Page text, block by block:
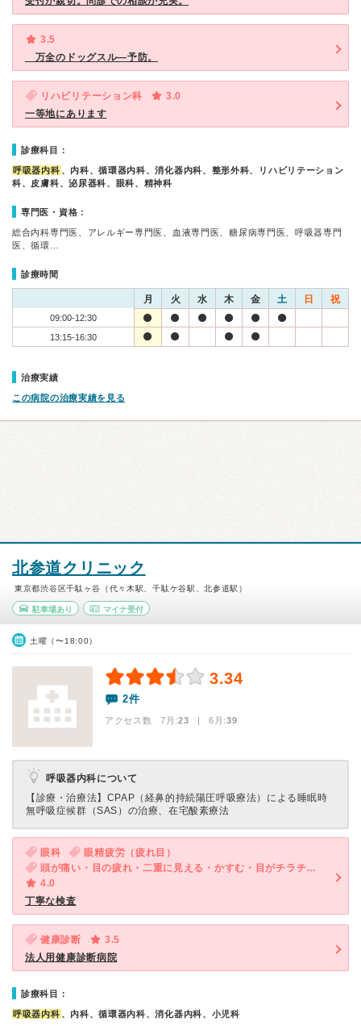
3.5
万全のドッグスル―予防。
リハビリテーション科
3.0
一等地にあります
診療科目：
呼吸器内科 、内科、循環器内科、消化器内科、整形外科、リハビリテーション
科、皮膚科、泌尿器科、眼科、精神科
専門医・資格：
総合内科専門医、アレルギー専門医、血液専門医、糖尿病専門医、呼吸器専門
医、循環…
診療時間
月 火 水 木 金 土 日 祝
09:00-12:30
13:15-16:30
治療実績
この病院の治療実績を見る
北参道クリニック
東京都渋谷区千駄ヶ谷（代々木駅、千駄ケ谷駅、北参道駅）
駐車場あり マイナ受付
土曜（〜18:00）
3.34
2件
アクセス数 7月:23 | 6月:39
呼吸器内科について
【診療・治療法】 CPAP（経鼻的持続陽圧呼吸療法）による睡眠時
無呼吸症候群（SAS）の治療、在宅酸素療法
眼科
眼精疲労（疲れ目）
頭が痛い・目の疲れ・二重に見える・かすむ・目がチラチラする
4.0
丁寧な検査
健康診断
3.5
法人用健康診断病院
診療科目：
呼吸器内科 、内科、循環器内科、消化器内科、小児科